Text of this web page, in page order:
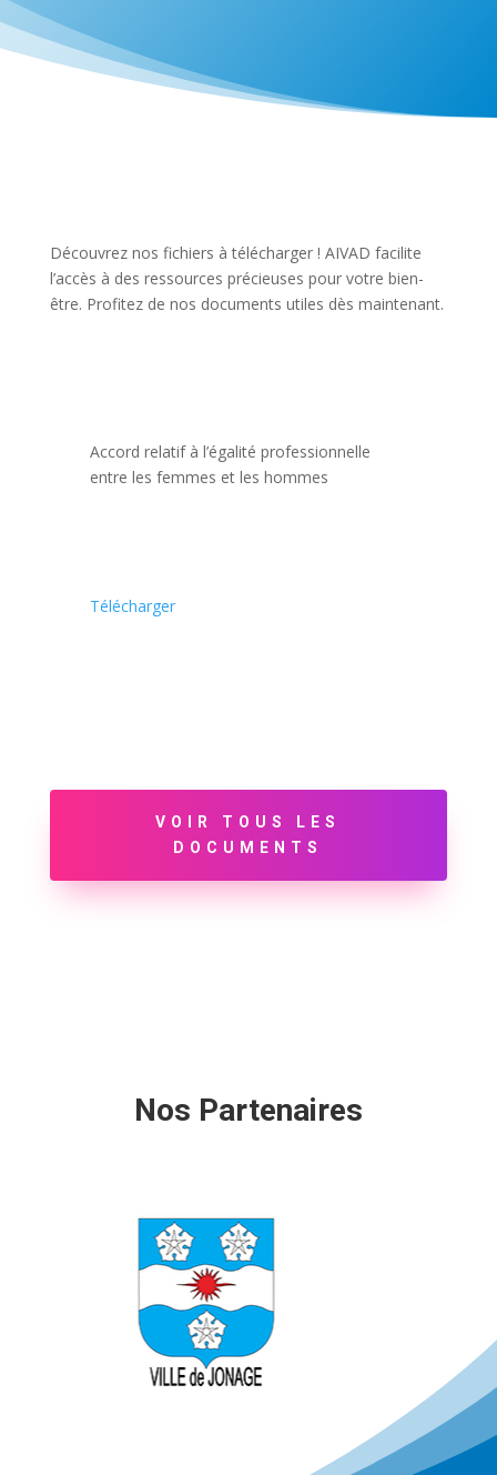
Découvrez nos fichiers à télécharger ! AIVAD facilite
l’accès à des ressources précieuses pour votre bien-
être. Profitez de nos documents utiles dès maintenant.
Accord relatif à l’égalité professionnelle
entre les femmes et les hommes
Télécharger
VOIR TOUS LES
DOCUMENTS
Nos Partenaires